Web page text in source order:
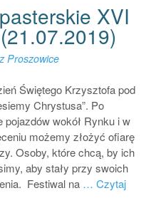
XVI
Proszowice
Świętego Krzysztofa pod
Chrystusa”. Po
wokół Rynku i w
możemy złożyć ofiarę
Osoby, które chcą, by ich
aby stały przy swoich
Festiwal na … Czytaj